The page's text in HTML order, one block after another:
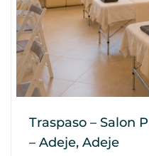
Traspaso – Salon
– Adeje, Adeje